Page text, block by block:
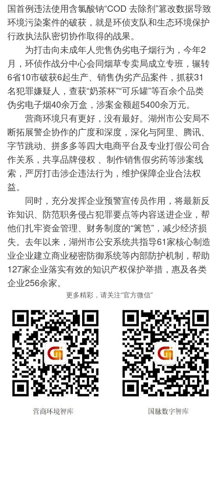
国首例违法使用含氯酸钠“COD 去除剂”篡改数据导致
环境污染案件的破获，就是环侦支队和生态环境保护
行政执法队密切协作取得的战果。
为打击向未成年人兜售伪劣电子烟行为，今年2
月，环侦作战分中心会同烟草专卖局成立专班，辗转
6省10市破获6起生产、销售伪劣产品案件，抓获31
名犯罪嫌疑人，查获“奶茶杯”“可乐罐”等百余个品类
伪劣电子烟40余万盒，涉案金额超5400余万元。
营商环境只有更好，没有最好。湖州市公安局不
断拓展警企协作的广度和深度，深化与阿里、腾讯、
字节跳动、拼多多等四大电商平台及专业打假公司合
作关系，共享品牌侵权 、制作销售假劣药等涉案线
索，严厉打击涉企违法行为，维护保障企业合法权
益。
同时，充分发挥企业预警宣传员作用，将最新反
诈知识、防范职务侵占犯罪要点等内容送进企业，帮
他们扎牢资金管理、财务制度的“篱笆”，减少经济损
失。去年以来，湖州市公安系统共指导61家核心制造
业企业建立商业秘密防御系统等内部防护机制，帮助
127家企业落实有效的知识产权保护举措，惠及各类
企业256余家。
更多精彩，请关注“官方微信”